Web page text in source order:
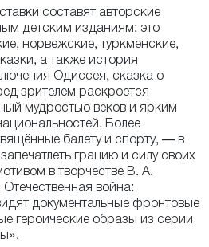
составят авторские
детским изданиям: это
норвежские, туркменские,
а также история
Одиссея, сказка о
зрителем раскроется
мудростью веков и ярким
Более
балету и спорту, — в
грацию и силу своих
в творчестве В. А.
война:
документальные фронтовые
героические образы из серии